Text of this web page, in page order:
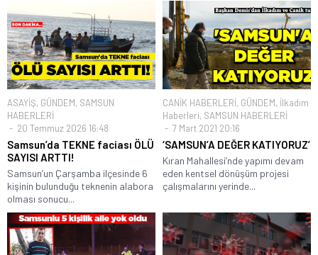
ASAYİŞ, GÜNDEM, SAMSUN
HABERLERİ
20 Temmuz 2026 16:48
Samsun’da TEKNE faciası ÖLÜ
SAYISI ARTTI!
Samsun’un Çarşamba ilçesinde 6
kişinin bulunduğu teknenin alabora
olması sonucu...
CANİK HABERLERİ, GÜNDEM, İlkadım
Haberleri, SAMSUN HABERLERİ
7 Mart 2021 20:16
‘SAMSUN’A DEĞER KATIYORUZ’
Kıran Mahallesi’nde yapımı devam
eden kentsel dönüşüm projesi
çalışmalarını yerinde...